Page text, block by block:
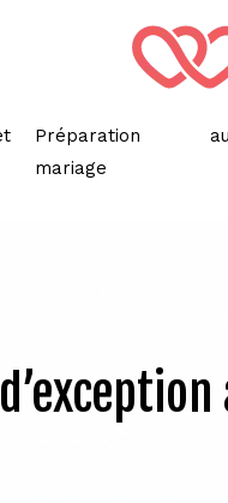
Préparation au
mariage